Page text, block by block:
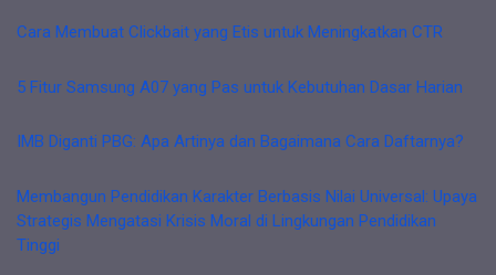
Cara Membuat Clickbait yang Etis untuk Meningkatkan CTR
5 Fitur Samsung A07 yang Pas untuk Kebutuhan Dasar Harian
IMB Diganti PBG: Apa Artinya dan Bagaimana Cara Daftarnya?
Membangun Pendidikan Karakter Berbasis Nilai Universal: Upaya
Strategis Mengatasi Krisis Moral di Lingkungan Pendidikan
Tinggi